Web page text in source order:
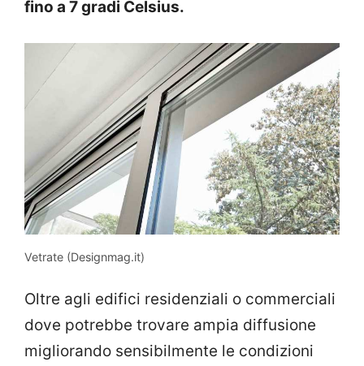
fino a 7 gradi Celsius.
Vetrate (Designmag.it)
Oltre agli edifici residenziali o commerciali
dove potrebbe trovare ampia diffusione
migliorando sensibilmente le condizioni